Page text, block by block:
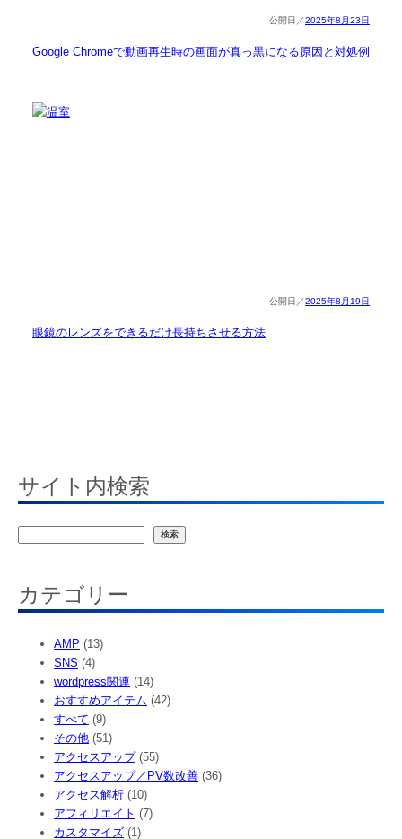
2025年8月23日
Google Chromeで動画再生時の画面が真っ黒になる原因と対処例
2025年8月19日
眼鏡のレンズをできるだけ長持ちさせる方法
サイト内検索
検索
カテゴリー
AMP (13)
SNS (4)
wordpress関連 (14)
おすすめアイテム (42)
すべて (9)
その他 (51)
アクセスアップ(55)
アクセスアップ／PV数改善 (36)
アクセス解析 (10)
アフィリエイト (7)
カスタマイズ (1)